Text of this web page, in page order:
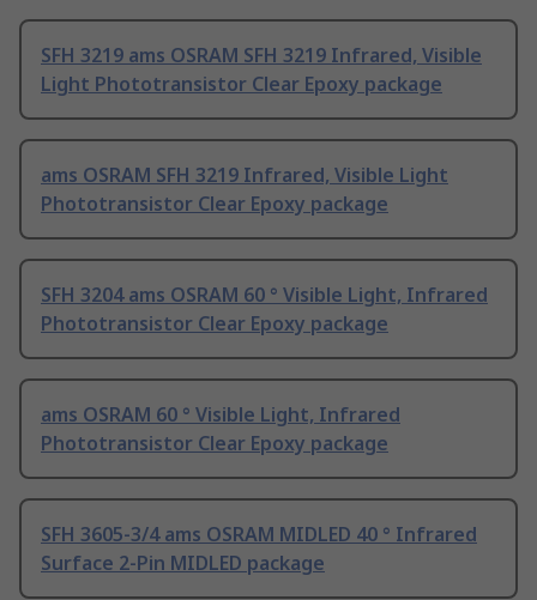
SFH 3219 ams OSRAM SFH 3219 Infrared, Visible
Light Phototransistor Clear Epoxy package
ams OSRAM SFH 3219 Infrared, Visible Light
Phototransistor Clear Epoxy package
SFH 3204 ams OSRAM 60 ° Visible Light, Infrared
Phototransistor Clear Epoxy package
ams OSRAM 60 ° Visible Light, Infrared
Phototransistor Clear Epoxy package
SFH 3605-3/4 ams OSRAM MIDLED 40 ° Infrared
Surface 2-Pin MIDLED package